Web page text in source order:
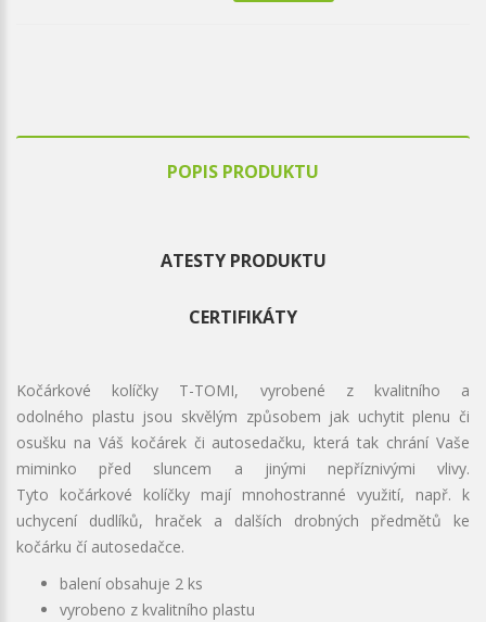
POPIS PRODUKTU
ATESTY PRODUKTU
CERTIFIKÁTY
Kočárkové kolíčky T-TOMI, vyrobené z kvalitního a
odolného plastu jsou skvělým způsobem jak uchytit plenu či
osušku na Váš kočárek či autosedačku, která tak chrání Vaše
miminko před sluncem a jinými nepříznivými vlivy.
Tyto kočárkové kolíčky mají mnohostranné využití, např. k
uchycení dudlíků, hraček a dalších drobných předmětů ke
kočárku čí autosedačce.
balení obsahuje 2 ks
vyrobeno z kvalitního plastu